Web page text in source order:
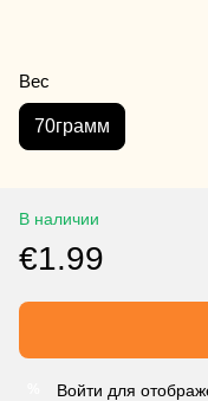
Вес
70грамм
В наличии
€1.99
Войти для